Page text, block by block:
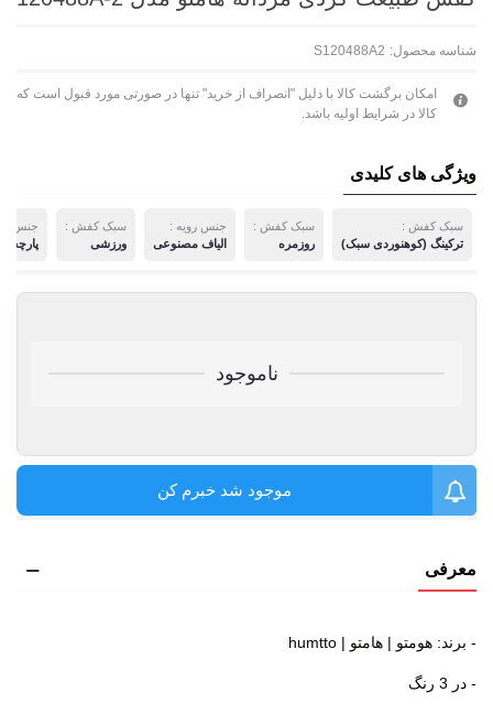
شناسه محصول: S120488A2
امکان برگشت کالا با دلیل "انصراف از خرید" تنها در صورتی مورد قبول است که
کالا در شرایط اولیه باشد.
ویژگی های کلیدی
سبک کفش :
ترکینگ (کوهنوردی سبک)
سبک کفش :
روزمره
جنس رویه :
الیاف مصنوعی
سبک کفش :
ورزشی
جنس
پارچه
ناموجود
موجود شد خبرم کن
معرفی
- برند: هومتو | هامتو | humtto
- در 3 رنگ